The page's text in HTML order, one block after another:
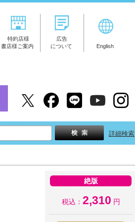
特約店様
書店様ご案内
広告
について
English
詳細検索
絶版
税込： 2,310 円